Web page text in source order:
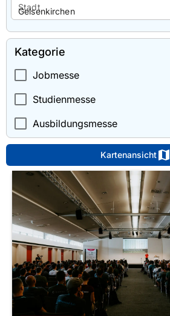
Stadt
Kategorie
Jobmesse
Studienmesse
Ausbildungsmesse
Kartenansichtmap